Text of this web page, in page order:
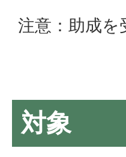
注意：助成を
対象